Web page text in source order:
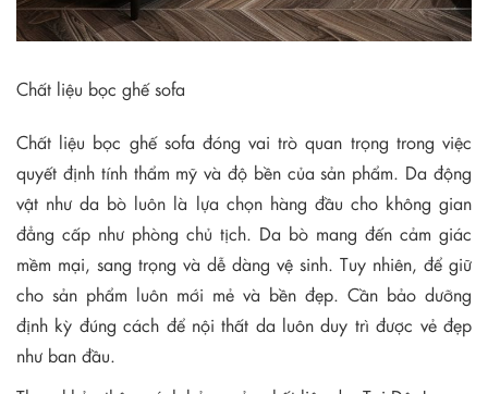
Chất liệu bọc ghế sofa
Chất liệu bọc ghế sofa đóng vai trò quan trọng trong việc
quyết định tính thẩm mỹ và độ bền của sản phẩm. Da động
vật như da bò luôn là lựa chọn hàng đầu cho không gian
đẳng cấp như phòng chủ tịch. Da bò mang đến cảm giác
mềm mại, sang trọng và dễ dàng vệ sinh. Tuy nhiên, để giữ
cho sản phẩm luôn mới mẻ và bền đẹp. Cần bảo dưỡng
định kỳ đúng cách để nội thất da luôn duy trì được vẻ đẹp
như ban đầu.